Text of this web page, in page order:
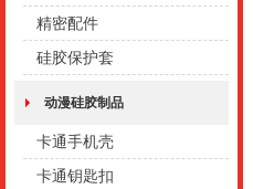
精密配件
硅胶保护套
动漫硅胶制品
卡通手机壳
卡通钥匙扣